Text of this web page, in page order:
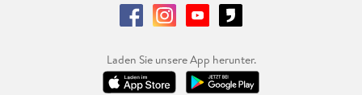
Laden Sie unsere App herunter.